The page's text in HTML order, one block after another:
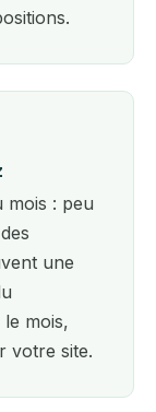
mois : peu
une
mois,
votre site.